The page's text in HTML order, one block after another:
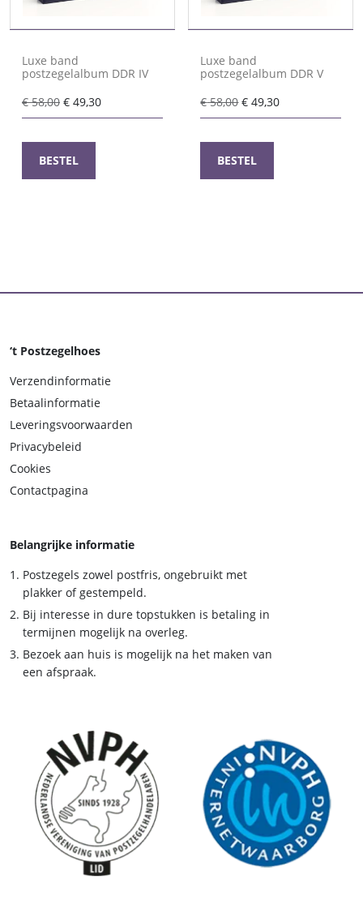
Luxe band
postzegelalbum DDR IV
€58,00 Oorspronkelijke
prijs
€ 58,00.
€ 49,30Huidige
prijs
BESTEL
Luxe band
postzegelalbum DDR V
€58,00Oorspronkelijke
prijs
€ 58,00.
€ 49,30Huidige
prijs
BESTEL
‘t Postzegelhoes
Verzendinformatie
Betaalinformatie
Leveringsvoorwaarden
Privacybeleid
Cookies
Contactpagina
Belangrijke informatie
Postzegels zowel postfris, ongebruikt met
plakker of gestempeld.
Bij interesse in dure topstukken is betaling in
termijnen mogelijk na overleg.
Bezoek aan huis is mogelijk na het maken van
een afspraak.